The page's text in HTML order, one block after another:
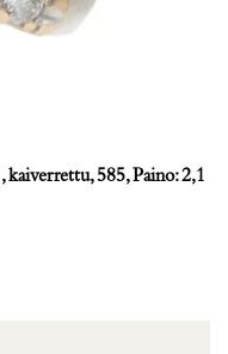
585, Paino: 2,1